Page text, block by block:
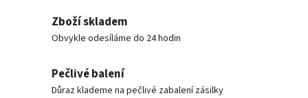
Zboží skladem
Obvykle odesíláme do 24 hodin
Pečlivé balení
Důraz klademe na pečlivé zabalení zásilky